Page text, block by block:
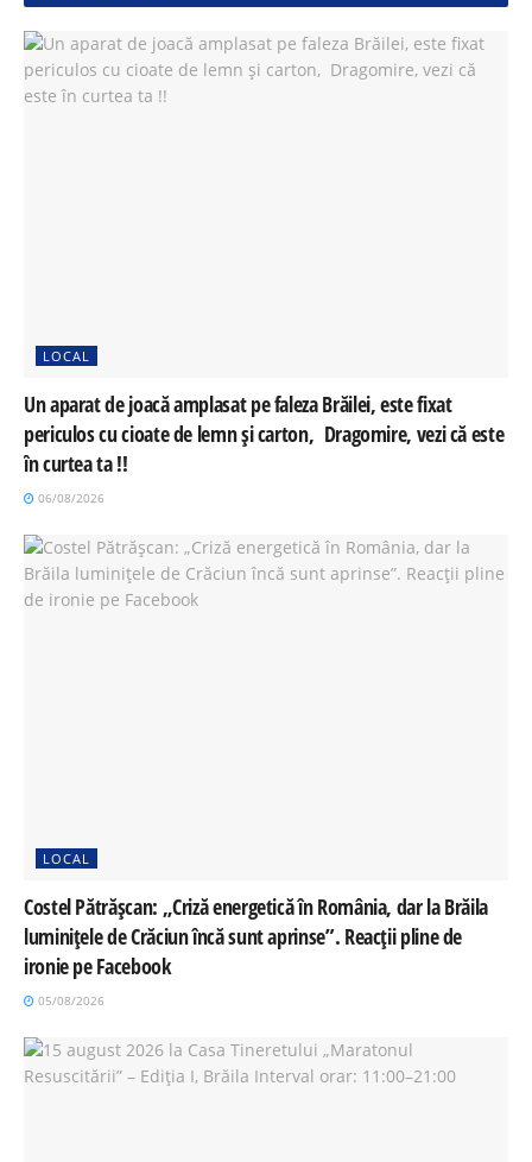
LOCAL
Un aparat de joacă amplasat pe faleza Brăilei, este fixat
periculos cu cioate de lemn și carton, Dragomire, vezi că este
în curtea ta !!
06/08/2026
LOCAL
Costel Pătrășcan: „Criză energetică în România, dar la Brăila
luminițele de Crăciun încă sunt aprinse”. Reacții pline de
ironie pe Facebook
05/08/2026